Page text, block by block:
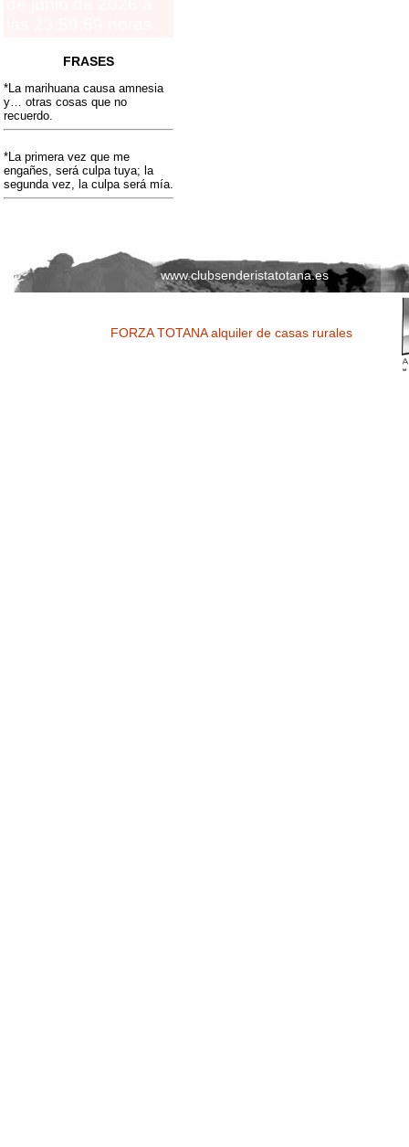
FRASES
*La marihuana causa amnesia
y… otras cosas que no
recuerdo.
*La primera vez que me
engañes, será culpa tuya; la
segunda vez, la culpa será mía.
www.clubsenderistatotana.es
FORZA TOTANA alquiler de casas rurales